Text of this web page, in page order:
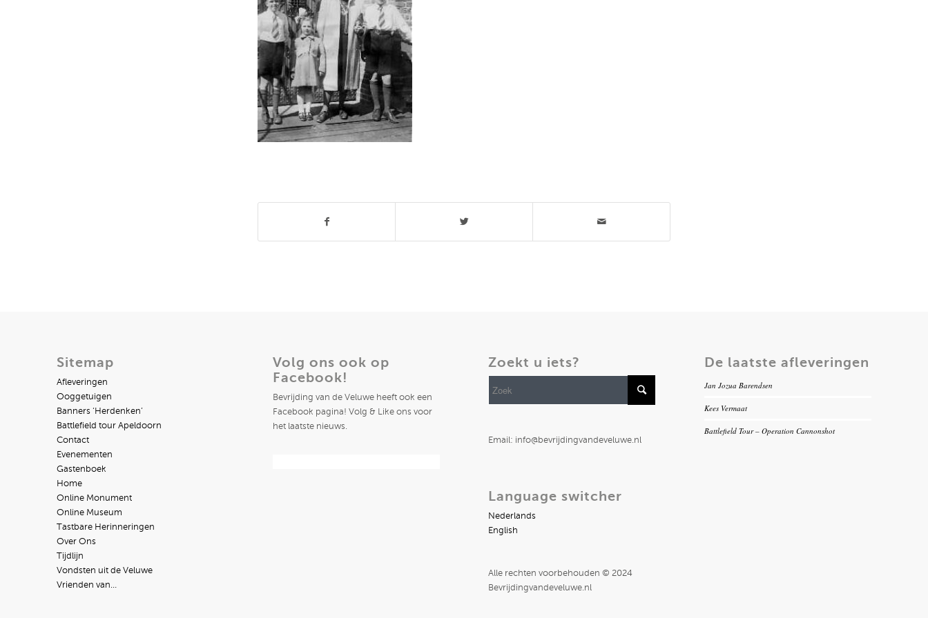
Sitemap
Afleveringen
Ooggetuigen
Banners ‘Herdenken’
Battlefield tour Apeldoorn
Contact
Evenementen
Gastenboek
Home
Online Monument
Online Museum
Tastbare Herinneringen
Over Ons
Tijdlijn
Vondsten uit de Veluwe
Vrienden van…
Volg ons ook op
Facebook!
Bevrijding van de Veluwe heeft ook een
Facebook pagina! Volg & Like ons voor
het laatste nieuws.
Zoekt u iets?
Email: info@bevrijdingvandeveluwe.nl
Language switcher
Nederlands
English
Alle rechten voorbehouden © 2024
Bevrijdingvandeveluwe.nl
De laatste afleveringen
Jan Jozua Barendsen
Kees Vermaat
Battlefield Tour – Operation Cannonshot